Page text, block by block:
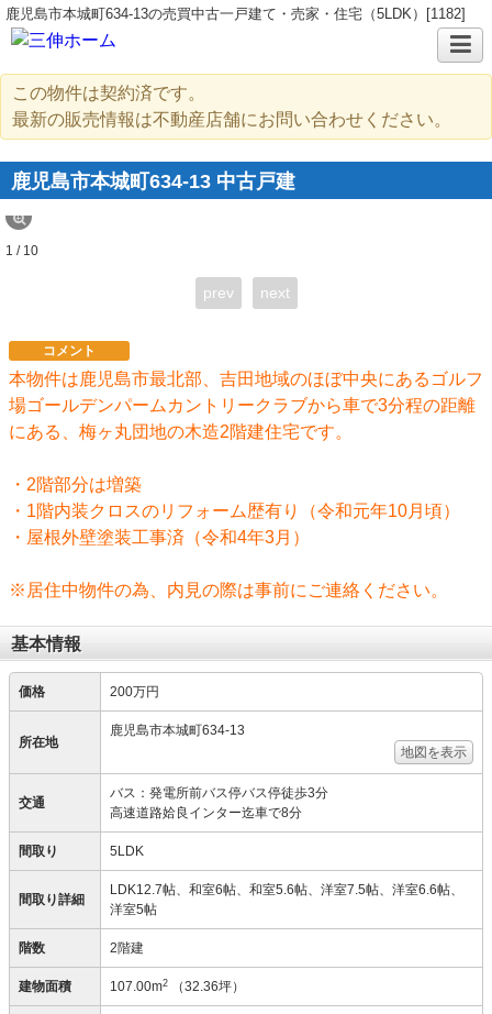
鹿児島市本城町634-13の売買中古一戸建て・売家・住宅（5LDK）[1182]
この物件は契約済です。
最新の販売情報は不動産店舗にお問い合わせください。
鹿児島市本城町634-13 中古戸建
1 / 10
prev next
コメント
本物件は鹿児島市最北部、吉田地域のほぼ中央にあるゴルフ
場ゴールデンパームカントリークラブから車で3分程の距離
にある、梅ヶ丸団地の木造2階建住宅です。
・2階部分は増築
・1階内装クロスのリフォーム歴有り（令和元年10月頃）
・屋根外壁塗装工事済（令和4年3月）
※居住中物件の為、内見の際は事前にご連絡ください。
基本情報
価格 200万円
所在地
鹿児島市本城町634-13
地図を表示
交通
バス：発電所前バス停バス停徒歩3分
高速道路姶良インター迄車で8分
間取り 5LDK
間取り詳細
LDK12.7帖、和室6帖、和室5.6帖、洋室7.5帖、洋室6.6帖、
洋室5帖
階数 2階建
建物面積 107.00m2 （32.36坪）